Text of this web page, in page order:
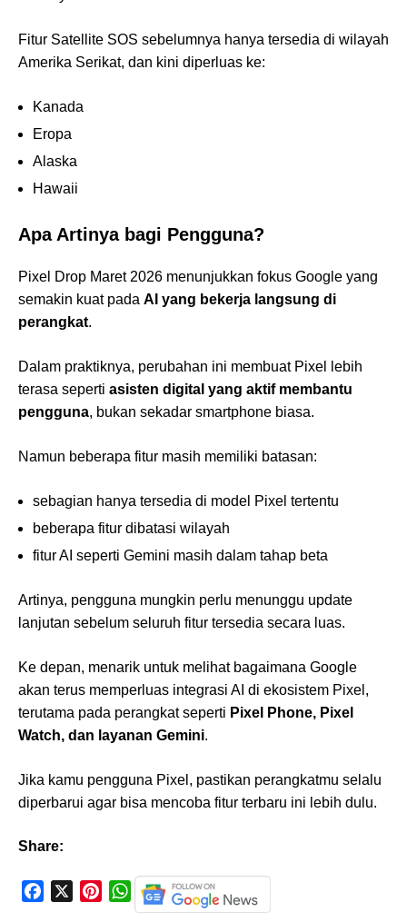
Fitur Satellite SOS sebelumnya hanya tersedia di wilayah
Amerika Serikat, dan kini diperluas ke:
Kanada
Eropa
Alaska
Hawaii
Apa Artinya bagi Pengguna?
Pixel Drop Maret 2026 menunjukkan fokus Google yang
semakin kuat pada AI yang bekerja langsung di
perangkat.
Dalam praktiknya, perubahan ini membuat Pixel lebih
terasa seperti asisten digital yang aktif membantu
pengguna, bukan sekadar smartphone biasa.
Namun beberapa fitur masih memiliki batasan:
sebagian hanya tersedia di model Pixel tertentu
beberapa fitur dibatasi wilayah
fitur AI seperti Gemini masih dalam tahap beta
Artinya, pengguna mungkin perlu menunggu update
lanjutan sebelum seluruh fitur tersedia secara luas.
Ke depan, menarik untuk melihat bagaimana Google
akan terus memperluas integrasi AI di ekosistem Pixel,
terutama pada perangkat seperti Pixel Phone, Pixel
Watch, dan layanan Gemini.
Jika kamu pengguna Pixel, pastikan perangkatmu selalu
diperbarui agar bisa mencoba fitur terbaru ini lebih dulu.
Share:
W
h